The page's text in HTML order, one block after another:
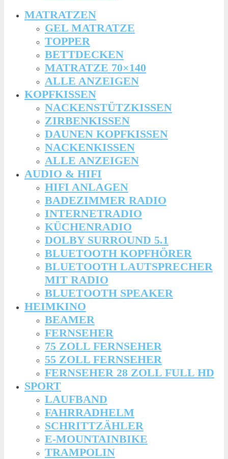
MATRATZEN
GEL MATRATZE
TOPPER
BETTDECKEN
MATRATZE 70×140
ALLE ANZEIGEN
KOPFKISSEN
NACKENSTÜTZKISSEN
ZIRBENKISSEN
DAUNEN KOPFKISSEN
NACKENKISSEN
ALLE ANZEIGEN
AUDIO & HIFI
HIFI ANLAGEN
BADEZIMMER RADIO
INTERNETRADIO
KÜCHENRADIO
DOLBY SURROUND 5.1
BLUETOOTH KOPFHÖRER
BLUETOOTH LAUTSPRECHER
MIT RADIO
BLUETOOTH SPEAKER
HEIMKINO
BEAMER
FERNSEHER
75 ZOLL FERNSEHER
55 ZOLL FERNSEHER
FERNSEHER 28 ZOLL FULL HD
SPORT
LAUFBAND
FAHRRADHELM
SCHRITTZÄHLER
E-MOUNTAINBIKE
TRAMPOLIN